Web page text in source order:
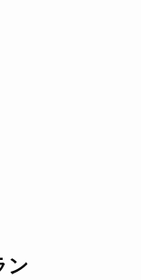
ン